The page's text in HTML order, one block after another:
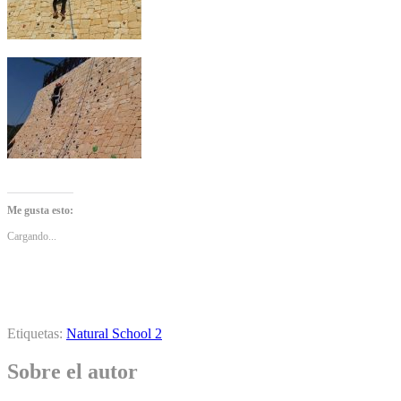
Me gusta esto:
Cargando...
Etiquetas: Natural School 2
Sobre el autor